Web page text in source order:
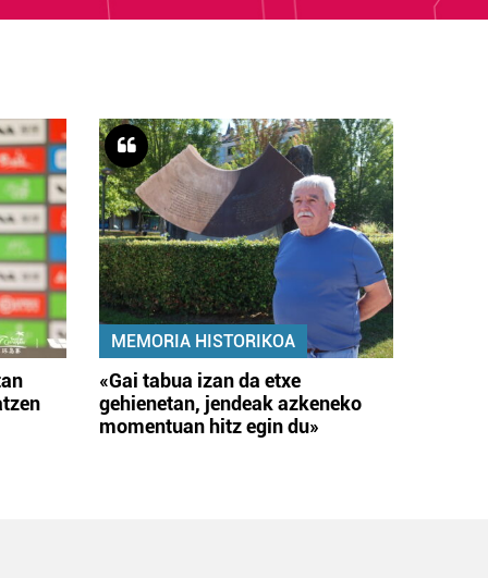
MEMORIA HISTORIKOA
«Gai tabua izan da etxe
gehienetan, jendeak azkeneko
momentuan hitz egin du»